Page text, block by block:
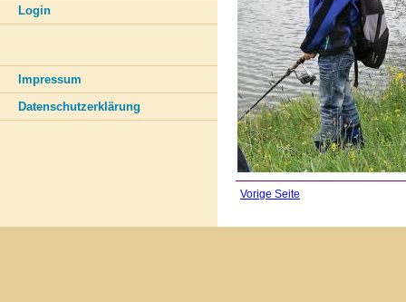
Login
Impressum
Datenschutzerklärung
Vorige Seite